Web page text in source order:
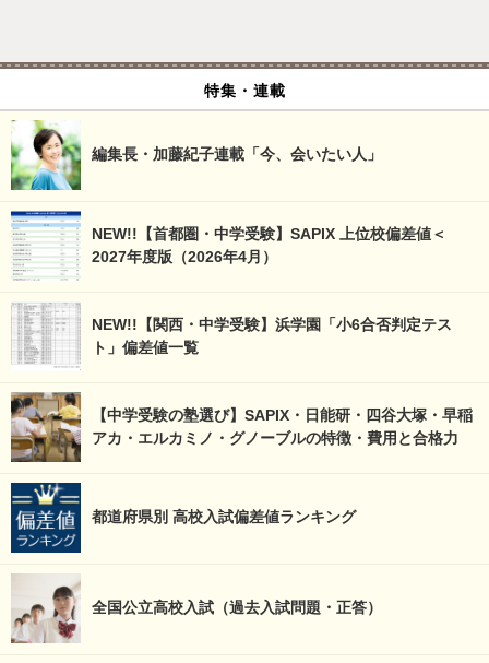
特集・連載
編集長・加藤紀子連載「今、会いたい人」
NEW!!【首都圏・中学受験】SAPIX 上位校偏差値＜
2027年度版（2026年4月）
NEW!!【関西・中学受験】浜学園「小6合否判定テス
ト」偏差値一覧
【中学受験の塾選び】SAPIX・日能研・四谷大塚・早稲
アカ・エルカミノ・グノーブルの特徴・費用と合格力
都道府県別 高校入試偏差値ランキング
全国公立高校入試（過去入試問題・正答）